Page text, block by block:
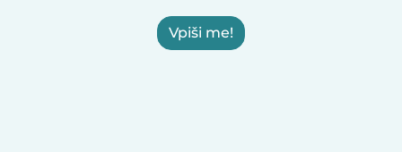
Vpiši me!